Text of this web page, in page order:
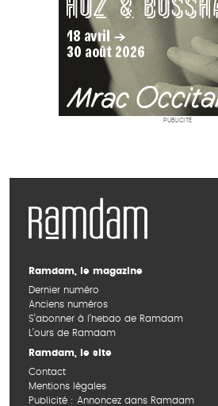
PUBLICITÉ
Ramdam, le magazine
Dernier numéro
Anciens numéros
S’abonner à l’hebdo de Ramdam
L’ours de Ramdam
Ramdam, le site
Contact
Mentions légales
Publicité : Annoncez dans Ramdam